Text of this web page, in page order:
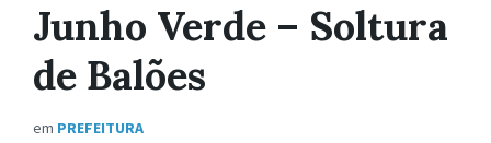
Junho Verde – Soltura
de Balões
em PREFEITURA